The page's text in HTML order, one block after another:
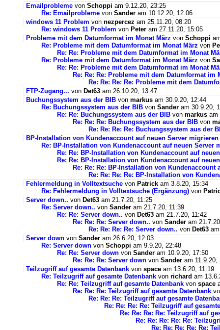
Emailprobleme von Schoppi am 9.12.20, 23:25
Re: Emailprobleme von Sander am 10.12.20, 12:06
windows 11 Problem von nezpercez am 25.11.20, 08:20
Re: windows 11 Problem von Peter am 27.11.20, 15:05
Probleme mit dem Datumformat im Monat März von Schoppi
Re: Probleme mit dem Datumformat im Monat März von
Re: Re: Probleme mit dem Datumformat im Monat
Re: Probleme mit dem Datumformat im Monat März von
Re: Re: Probleme mit dem Datumformat im Monat
Re: Re: Re: Probleme mit dem Datumformat im
Re: Re: Re: Re: Probleme mit dem
FTP-Zugang... von Det63 am 26.10.20, 13:47
Buchungssystem aus der BIB von markus am 30.9.20, 12:44
Re: Buchungssystem aus der BIB von Sander am 30.9.20,
Re: Re: Buchungssystem aus der BIB von markus am
Re: Re: Re: Buchungssystem aus der BIB von
Re: Re: Re: Re: Buchungssystem aus der
BP-Installation von Kundenaccount auf neuen Server migrieren
Re: BP-Installation von Kundenaccount auf neuen Server
Re: Re: BP-Installation von Kundenaccount auf
Re: Re: BP-Installation von Kundenaccount auf
Re: Re: Re: BP-Installation von Kundenaccount
Re: Re: Re: Re: BP-Installation von
Fehlermeldung in Volltextsuche von Patrick am 3.8.20, 15:34
Re: Fehlermeldung in Volltextsuche (Ergänzung) von
Server down.. von Det63 am 21.7.20, 11:25
Re: Server down.. von Sander am 21.7.20, 11:39
Re: Re: Server down.. von Det63 am 21.7.20, 11:42
Re: Re: Re: Server down.. von Sander am
Re: Re: Re: Re: Server down.. von Det63
Server down von Sander am 26.6.20, 12:03
Re: Server down von Schoppi am 9.9.20, 22:48
Re: Re: Server down von Sander am 10.9.20, 17:50
Re: Re: Re: Server down von Sander am 11.9.20,
Teilzugriff auf gesamte Datenbank von space am 13.6.20, 11:19
Re: Teilzugriff auf gesamte Datenbank von richard am
Re: Re: Teilzugriff auf gesamte Datenbank von space
Re: Re: Re: Teilzugriff auf gesamte Datenbank
Re: Re: Re: Teilzugriff auf gesamte
Re: Re: Re: Re: Teilzugriff auf
Re: Re: Re: Re: Teilzugriff auf
Re: Re: Re: Re: Re:
Re: Re: Re: Re: Re: